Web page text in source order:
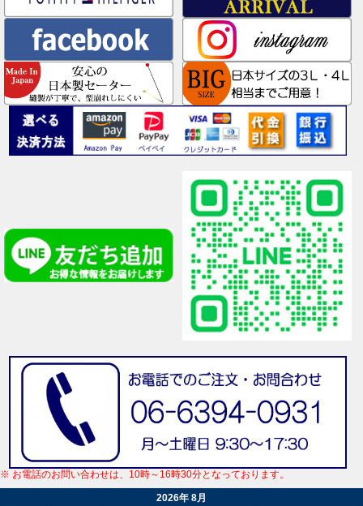
※ お電話のお問い合わせは、10時～16時30分となっております。
2026年 8月